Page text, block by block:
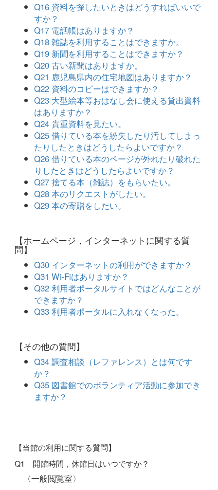
Q16 資料を探したいときはどうすればいいで
すか？
Q17 電話帳はありますか？
Q18 雑誌を利用することはできますか。
Q19 新聞を利用することはできますか？
Q20 古い新聞はありますか。
Q21 鹿児島県内の住宅地図はありますか？
Q22 資料のコピーはできますか？
Q23 大型絵本等おはなし会に使える貸出資料
はありますか？
Q24 貴重資料を見たい。
Q25 借りている本を紛失したり汚してしまっ
たりしたときはどうしたらよいですか？
Q26 借りている本のページが外れたり破れた
りしたときはどうしたらよいですか？
Q27 捨てる本（雑誌）をもらいたい。
Q28 本のリクエストがしたい。
Q29 本の寄贈をしたい。
【ホームページ，インターネットに関する質
問】
Q30 インターネットの利用ができますか？
Q31 Wi-Fiはありますか？
Q32 利用者ポータルサイトではどんなことが
できますか？
Q33 利用者ポータルに入れなくなった。
【その他の質問】
Q34 調査相談（レファレンス）とは何です
か？
Q35 図書館でのボランティア活動に参加でき
ますか？
【当館の利用に関する質問】
Q1 開館時間，休館日はいつですか？
〈一般閲覧室〉